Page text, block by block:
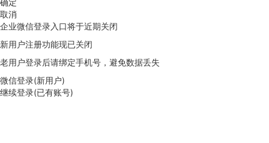
确定
取消
企业微信登录入口将于近期关闭
新用户注册功能现已关闭
老用户登录后请绑定手机号，避免数据丢失
微信登录(新用户)
继续登录(已有账号)